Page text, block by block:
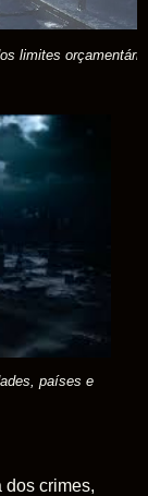
limites
países e
dos crimes,